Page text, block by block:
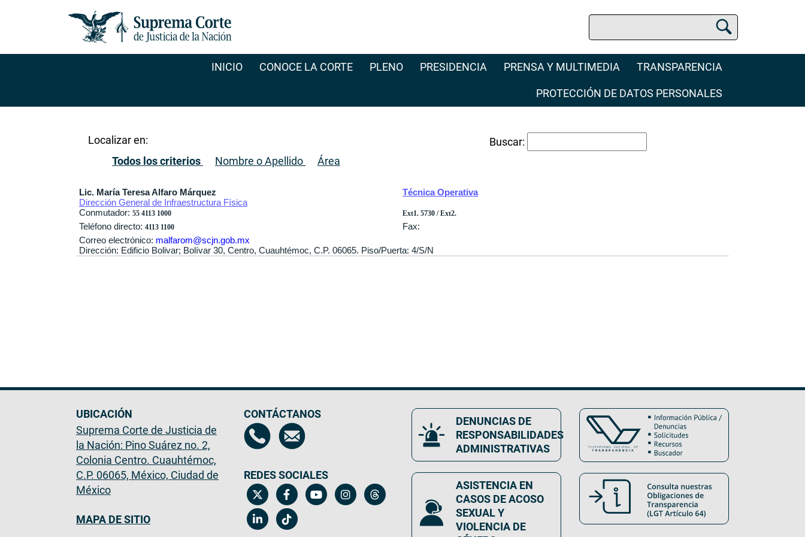
Buscar
INICIO CONOCE LA CORTE PLENO PRESIDENCIA PRENSA Y MULTIMEDIA TRANSPARENCIA
PROTECCIÓN DE DATOS PERSONALES
Localizar en:
Todos los criterios
Nombre o Apellido Área
Buscar:
Lic. María Teresa Alfaro Márquez
Técnica Operativa
Dirección General de Infraestructura Física
Conmutador: 55 4113 1000 Ext1. 5730 / Ext2.
Teléfono directo: 4113 1100
Fax:
Correo electrónico: malfarom@scjn.gob.mx
Dirección: Edificio Bolivar; Bolívar 30, Centro, Cuauhtémoc, C.P. 06065. Piso/Puerta: 4/S/N
UBICACIÓN
Suprema Corte de Justicia de
la Nación: Pino Suárez no. 2,
Colonia Centro. Cuauhtémoc,
C.P. 06065, México, Ciudad de
México
MAPA DE SITIO
CONTÁCTANOS
REDES SOCIALES
DENUNCIAS DE
RESPONSABILIDADES
ADMINISTRATIVAS
ASISTENCIA EN
CASOS DE ACOSO
SEXUAL Y
VIOLENCIA DE